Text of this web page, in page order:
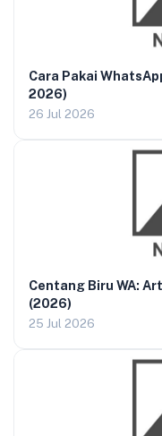
Cara Pakai
2026)
26 Jul 2026
Centang Biru WA:
(2026)
25 Jul 2026